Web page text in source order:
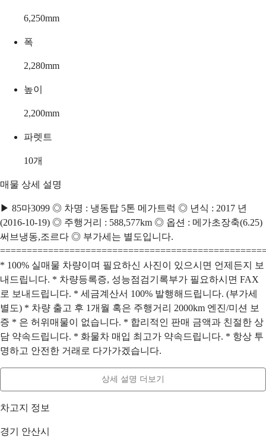
6,250mm
폭
2,280mm
높이
2,200mm
파렛트
10개
매물 상세 설명
▶ 85마3099 ◎ 차명 : 냉동탑 5톤 메가트럭 ◎ 년식 : 2017 년
(2016-10-19) ◎ 주행거리 : 588,577km ◎ 옵션 : 메가초장축(6.25)
써브냉동,조르다 ◎ 부가세는 별도입니다.
* 100% 실매물 차량이며 필요하신 사진이 있으시면 언제든지 보
내드립니다. * 차량등록증, 성능점검기록부가 필요하시면 FAX
로 보내드립니다. * 세금계산서 100% 발행해드립니다. (부가세
별도) * 차량 출고 후 1개월 혹은 주행거리 2000km 엔진/미션 보
증 * 은 허위매물이 없습니다. * 합리적인 판매 금액과 친절한 상
담 약속드립니다. * 화물차 매입 최고가 약속드립니다. * 항상 투
명하고 안전한 거래로 다가가겠습니다.
상세 설명 더보기
차고지 정보
경기 안산시